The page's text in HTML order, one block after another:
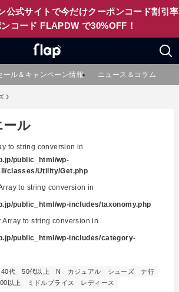
公式サイトで今だけクーポンコード割引率
コード FLAPDW で30%OFF！
ール＆キャンペーン情報 ニュース＆コラム
ル
to string conversion in
public_html/wp-
classes/Utility/Get.php
to string conversion in
public_html/wp-includes/taxonomy.php
: Array to string conversion in
public_html/wp-includes/category-
40代 50代以上 N カジュアル シューズ
ナ行
以上 ミドルプライス レディース